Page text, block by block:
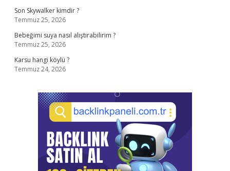
Son Skywalker kimdir ?
Temmuz 25, 2026
Bebeğimi suya nasıl alıştırabilirim ?
Temmuz 25, 2026
Karsu hangi köylü ?
Temmuz 24, 2026